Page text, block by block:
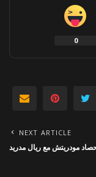
0
NEXT ARTICLE
مودريتش مع ريال مدريد